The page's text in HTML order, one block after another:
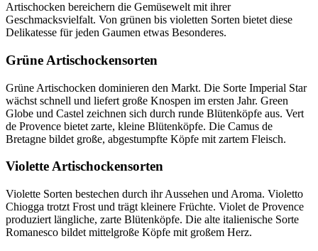
Artischocken bereichern die Gemüsewelt mit ihrer
Geschmacksvielfalt. Von grünen bis violetten Sorten bietet diese
Delikatesse für jeden Gaumen etwas Besonderes.
Grüne Artischockensorten
Grüne Artischocken dominieren den Markt. Die Sorte Imperial Star
wächst schnell und liefert große Knospen im ersten Jahr. Green
Globe und Castel zeichnen sich durch runde Blütenköpfe aus. Vert
de Provence bietet zarte, kleine Blütenköpfe. Die Camus de
Bretagne bildet große, abgestumpfte Köpfe mit zartem Fleisch.
Violette Artischockensorten
Violette Sorten bestechen durch ihr Aussehen und Aroma. Violetto
Chiogga trotzt Frost und trägt kleinere Früchte. Violet de Provence
produziert längliche, zarte Blütenköpfe. Die alte italienische Sorte
Romanesco bildet mittelgroße Köpfe mit großem Herz.